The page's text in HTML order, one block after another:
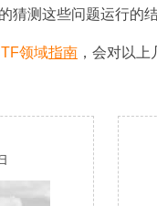
猜测这些问题运行的
领域指南 ，会对以